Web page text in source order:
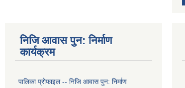
निजि आवास पुन: निर्माण
कार्यक्रम
पालिका प्राेफाइल -- निजि आवास पुन: निर्माण